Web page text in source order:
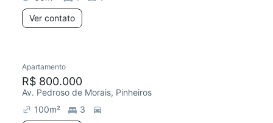
Ver contato
Apartamento
R$ 800.000
Av. Pedroso de Morais, Pinheiros
100m²
3